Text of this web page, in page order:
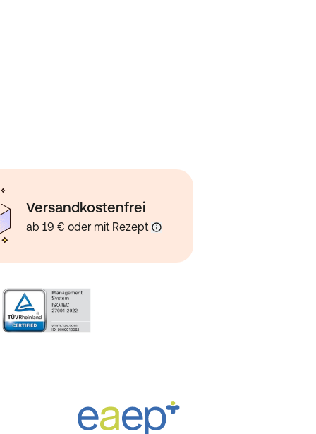
Versandkostenfrei
ab 19 € oder mit Rezept